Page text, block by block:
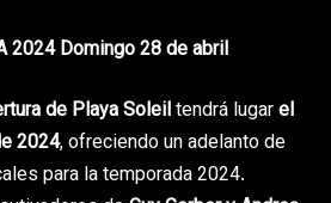
2024 Domingo 28 de abril
de Playa Soleiltendrá lugarel
2024, ofreciendo un adelanto de
para la temporada 2024.